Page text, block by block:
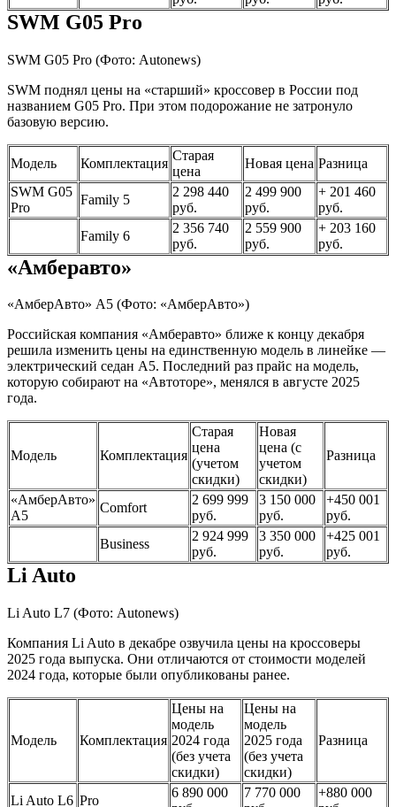
SWM G05 Pro
SWM G05 Pro (Фото: Autonews)
SWM поднял цены на «старший» кроссовер в России под
названием G05 Pro. При этом подорожание не затронуло
базовую версию.
Модель Комплектация
Старая
цена
Новая цена Разница
SWM G05
Pro
Family 5
2 298 440
руб.
2 499 900
руб.
+ 201 460
руб.
Family 6
2 356 740
руб.
2 559 900
руб.
+ 203 160
руб.
«Амберавто»
«АмберАвто» А5 (Фото: «АмберАвто»)
Российская компания «Амберавто» ближе к концу декабря
решила изменить цены на единственную модель в линейке —
электрический седан A5. Последний раз прайс на модель,
которую собирают на «Автоторе», менялся в августе 2025
года.
Модель Комплектация
Старая
цена
(учетом
скидки)
Новая
цена (с
учетом
скидки)
Разница
«АмберАвто»
А5
Comfort
2 699 999
руб.
3 150 000
руб.
+450 001
руб.
Business
2 924 999
руб.
3 350 000
руб.
+425 001
руб.
Li Auto
Li Auto L7 (Фото: Autonews)
Компания Li Auto в декабре озвучила цены на кроссоверы
2025 года выпуска. Они отличаются от стоимости моделей
2024 года, которые были опубликованы ранее.
Модель Комплектация
Цены на
модель
2024 года
(без учета
скидки)
Цены на
модель
2025 года
(без учета
скидки)
Разница
Li Auto L6 Pro
6 890 000
7 770 000
+880 000